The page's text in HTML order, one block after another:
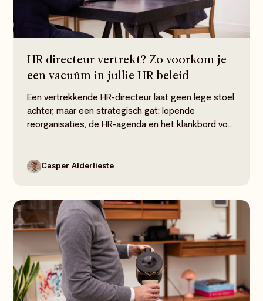
HR-directeur vertrekt? Zo voorkom je
een vacuüm in jullie HR-beleid
Een vertrekkende HR-directeur laat geen lege stoel
achter, maar een strategisch gat: lopende
reorganisaties, de HR-agenda en het klankbord voor
borgt terwijl je de juiste opvolger zoekt.
Casper Alderlieste